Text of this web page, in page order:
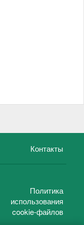
Контакты
Политика
использования
cookie-файлов